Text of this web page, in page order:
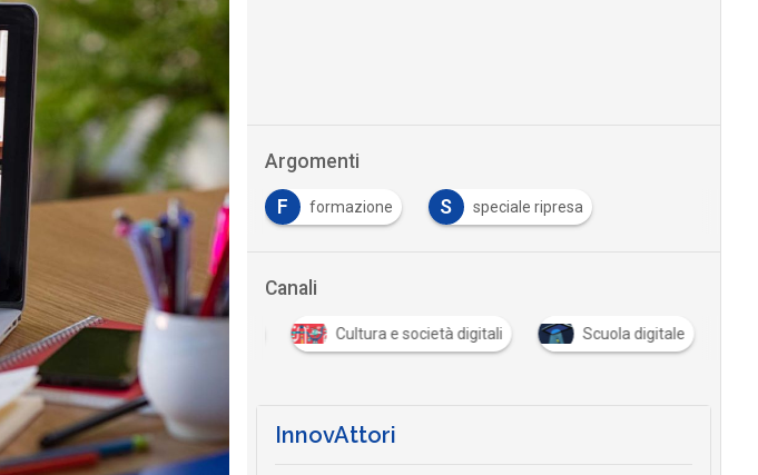
Argomenti
F formazione S speciale ripresa
Canali
C competenze digitali Cultura e società digitali Scuola digitale
InnovAttori